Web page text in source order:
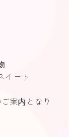
イート
案内となり